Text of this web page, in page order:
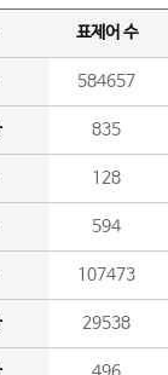
표제어 수
584657
835
128
594
107473
29538